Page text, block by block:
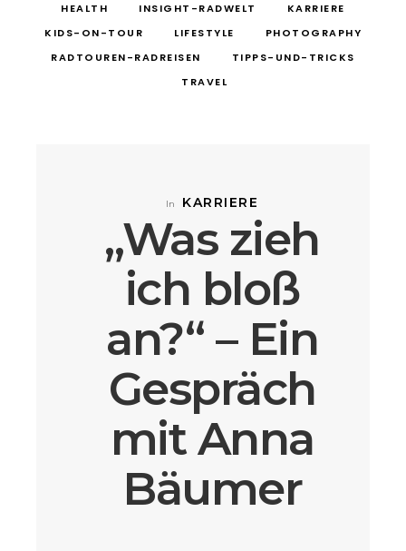
HEALTH
INSIGHT-RADWELT
KARRIERE
KIDS-ON-TOUR
LIFESTYLE
PHOTOGRAPHY
RADTOUREN-RADREISEN
TIPPS-UND-TRICKS
TRAVEL
In KARRIERE
„Was zieh
ich bloß
an?“ – Ein
Gespräch
mit Anna
Bäumer